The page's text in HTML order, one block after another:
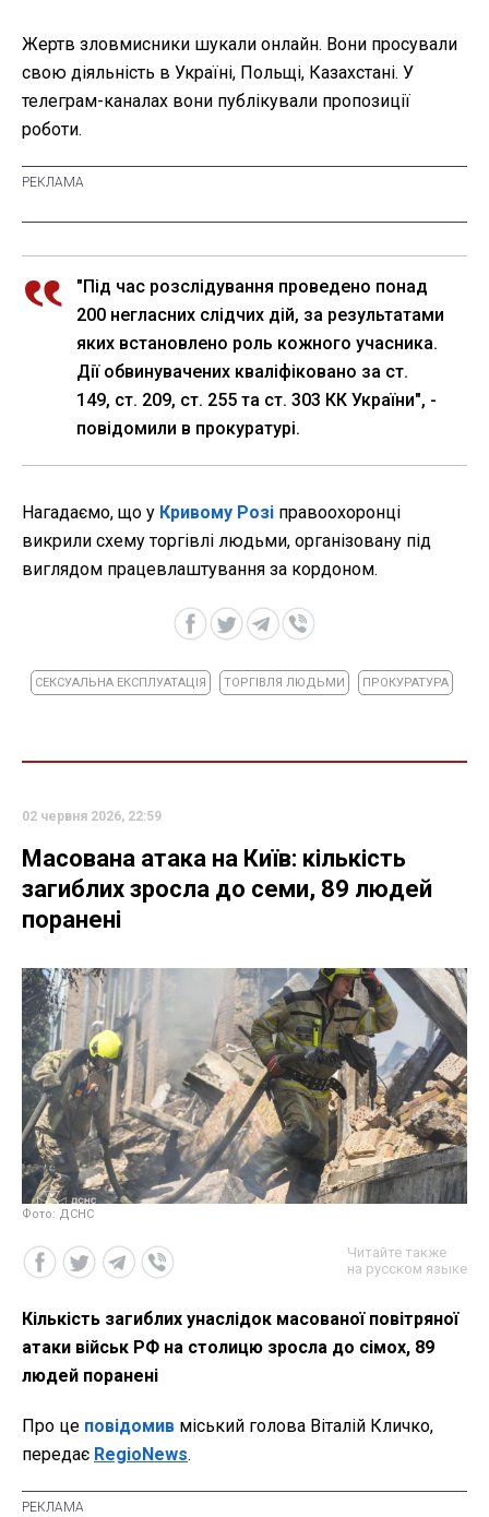
Жертв зловмисники шукали онлайн. Вони просували
свою діяльність в Україні, Польщі, Казахстані. У
телеграм-каналах вони публікували пропозиції
роботи.
"Під час розслідування проведено понад
200 негласних слідчих дій, за результатами
яких встановлено роль кожного учасника.
Дії обвинувачених кваліфіковано за ст.
149, ст. 209, ст. 255 та ст. 303 КК України", -
повідомили в прокуратурі.
Нагадаємо, що у Кривому Розі правоохоронці
викрили схему торгівлі людьми, організовану під
виглядом працевлаштування за кордоном.
СЕКСУАЛЬНА ЕКСПЛУАТАЦІЯ ТОРГІВЛЯ ЛЮДЬМИ ПРОКУРАТУРА
02 червня 2026, 22:59
Масована атака на Київ: кількість
загиблих зросла до семи, 89 людей
поранені
Фото: ДСНС
Читайте также
на русском языке
Кількість загиблих унаслідок масованої повітряної
атаки військ РФ на столицю зросла до сімох, 89
людей поранені
Про це повідомив міський голова Віталій Кличко,
передає RegioNews.